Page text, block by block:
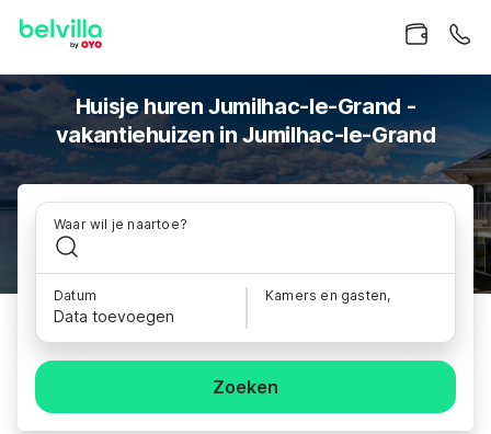
Huisje huren Jumilhac-le-Grand -
vakantiehuizen in Jumilhac-le-Grand
Waar wil je naartoe?
Datum
Data toevoegen
Kamers en gasten,
Zoeken